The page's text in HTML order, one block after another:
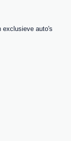
exclusieve auto's